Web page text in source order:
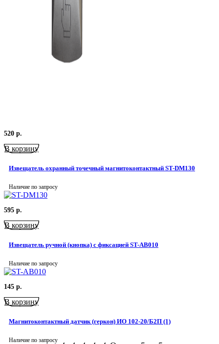
520 р.
В корзину
Извещатель охранный точечный магнитоконтактный ST-DM130
Наличие по запросу
595 р.
В корзину
Извещатель ручной (кнопка) с фиксацией ST-AB010
Наличие по запросу
145 р.
В корзину
Магнитоконтактный датчик (геркон) ИО 102-20/Б2П (1)
Наличие по запросу